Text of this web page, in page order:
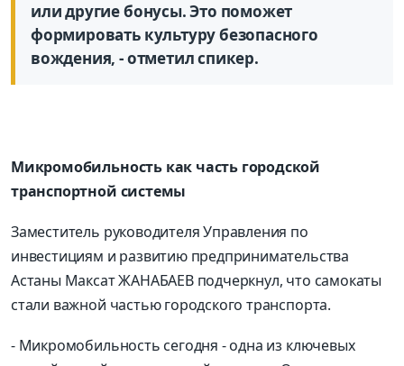
или другие бонусы. Это поможет
формировать культуру безопасного
вождения, - отметил спикер.
Микромобильность как часть городской
транспортной системы
Заместитель руководителя Управления по
инвестициям и развитию предпринимательства
Астаны Максат ЖАНАБАЕВ подчеркнул, что самокаты
стали важной частью городского транспорта.
- Микромобильность сегодня - одна из ключевых